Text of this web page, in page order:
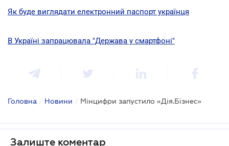
Як буде виглядати електронний паспорт українця
В Україні запрацювала "Держава у смартфоні"
Головна / Новини / Мінцифри запустило «Дія.Бізнес»
Залиште коментар